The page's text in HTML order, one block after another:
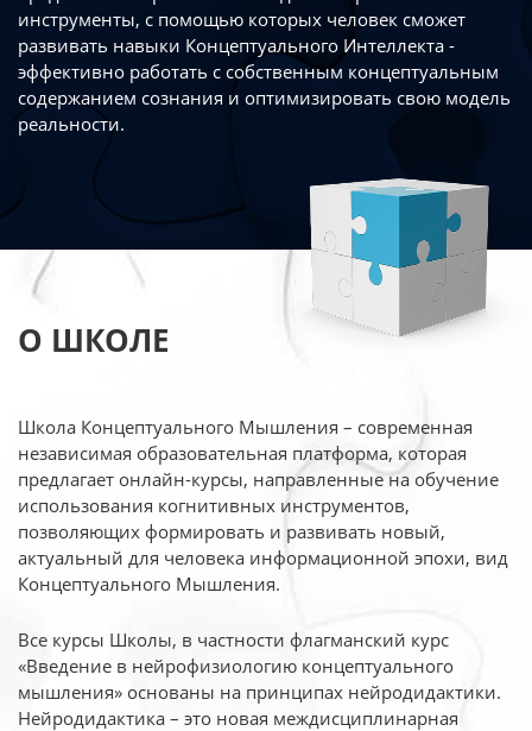
инструменты, с помощью которых человек сможет
развивать навыки Концептуального Интеллекта -
эффективно работать с собственным концептуальным
содержанием сознания и оптимизировать свою модель
реальности.
О ШКОЛЕ
Школа Концептуального Мышления – современная
независимая образовательная платформа, которая
предлагает онлайн-курсы, направленные на обучение
использования когнитивных инструментов,
позволяющих формировать и развивать новый,
актуальный для человека информационной эпохи, вид
Концептуального Мышления.
Все курсы Школы, в частности флагманский курс
«Введение в нейрофизиологию концептуального
мышления» основаны на принципах нейродидактики.
Нейродидактика – это новая междисциплинарная